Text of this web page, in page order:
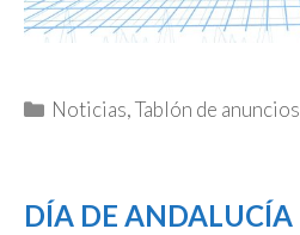
Categorías
Noticias,Tablón de anuncios
DÍA DE ANDALUCÍA